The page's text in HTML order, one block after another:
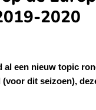
2020
al een nieuw topic
(voor dit seizoen),